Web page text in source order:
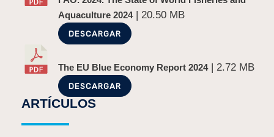
Aquaculture 2024| 20.50 MB
DESCARGAR
The EU Blue Economy Report 2024| 2.72 MB
DESCARGAR
ARTÍCULOS